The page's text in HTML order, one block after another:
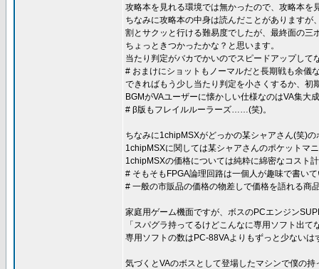
攻略本を見れる環境では無かったので、攻略本を
ちなみに攻略本の中身は読んだことがありますが
割とサクッと行ける難易度でしたが、最終面の三
ちょっときつかったかな？と思います。
当たり判定がバカでかいのでスピードアップして
# おまけにショットもノーマルだと長期戦も余
できればもう少し当たり判定を小さくするか、
BGMがVAユーザーに懐かしい仕様なのはVA集大
# β版もフレイルルーラーズ……(笑)。
ちなみに1chipMSXがどっかの某シャアさん(笑)
1chipMSXに関しては某シャアさんのポケットマ
1chipMSXの価格については純粋に綿密なコスト
# そもそもFPGA論理回路は一個人が趣味で書い
# 一般の市販品の価格の物差しで価格を語れる
家庭用ゲーム機面ですが、ボスのPCエンジン
「スパグラ持ってるけどこんなに専用ソフト出
専用ソフトの数はPC-88VAよりもずっと少ないは
気づくとVAのボスとして登場したマシンで僕の